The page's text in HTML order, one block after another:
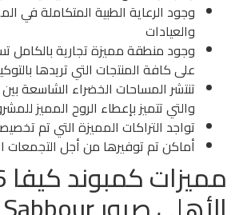
وجود الرعاية الطبية المتكاملة في
والعيادات
وجود منطقة مميزة تجارية بالكامل
على كافة المنتجات التي تريدها
تنتشر المساحات الخضراء الشاسعة
والتي تتميز بإعطاء الروح المميز
تواجد التراكات المميزة التي تم
أماكن تم توفيرها من أجل التجمعات